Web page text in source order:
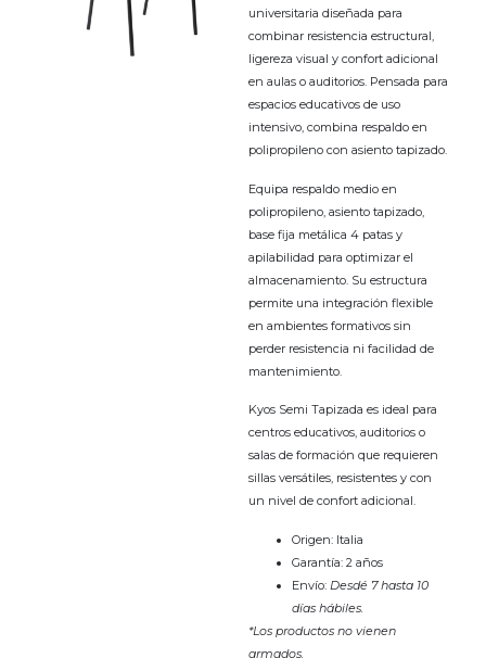
universitaria diseñada para
combinar resistencia estructural,
ligereza visual y confort adicional
en aulas o auditorios. Pensada para
espacios educativos de uso
intensivo, combina respaldo en
polipropileno con asiento tapizado.
Equipa respaldo medio en
polipropileno, asiento tapizado,
base fija metálica 4 patas y
apilabilidad para optimizar el
almacenamiento. Su estructura
permite una integración flexible
en ambientes formativos sin
perder resistencia ni facilidad de
mantenimiento.
Kyos Semi Tapizada es ideal para
centros educativos, auditorios o
salas de formación que requieren
sillas versátiles, resistentes y con
un nivel de confort adicional.
Origen: Italia
Garantía: 2 años
Envío: Desdé 7 hasta 10
días hábiles.
*Los productos no vienen
armados.